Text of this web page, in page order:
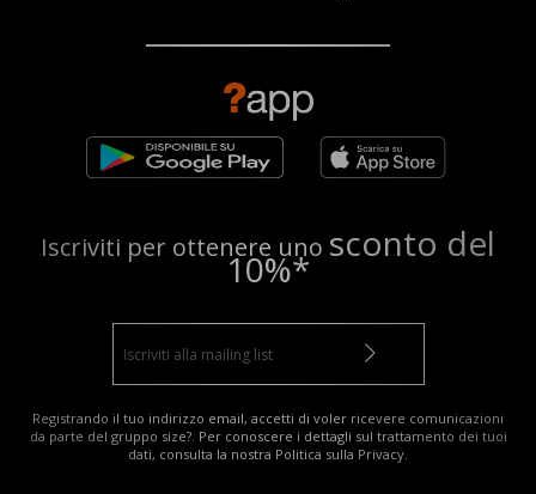
Iscriviti per ottenere uno sconto del
10%*
Registrando il tuo indirizzo email, accetti di voler ricevere comunicazioni
da parte del gruppo size?. Per conoscere i dettagli sul trattamento dei tuoi
dati, consulta la nostra Politica sulla Privacy.